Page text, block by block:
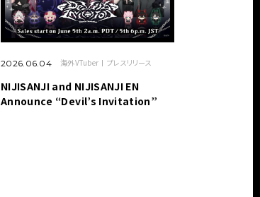
2026.06.04 海外VTuber プレスリリース
NIJISANJI and NIJISANJI EN
Announce “Devil’s Invitation”